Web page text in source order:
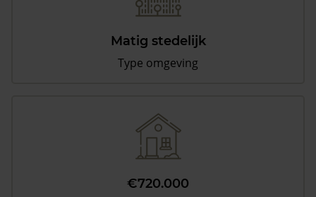
Matig stedelijk
Type omgeving
€720.000